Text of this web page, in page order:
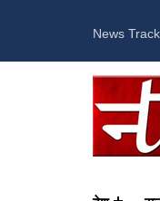
News